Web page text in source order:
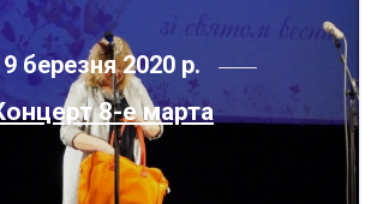
березня 2020 р.
8-е марта